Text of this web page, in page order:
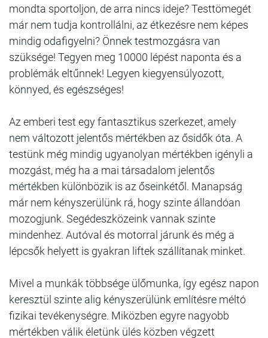
mondta sportoljon, de arra nincs ideje? Testtömegét
már nem tudja kontrollálni, az étkezésre nem képes
mindig odafigyelni? Önnek testmozgásra van
szüksége! Tegyen meg 10000 lépést naponta és a
problémák eltűnnek! Legyen kiegyensúlyozott,
könnyed, és egészséges!
Az emberi test egy fantasztikus szerkezet, amely
nem változott jelentős mértékben az ősidők óta. A
testünk még mindig ugyanolyan mértékben igényli a
mozgást, még ha a mai társadalom jelentős
mértékben különbözik is az őseinkétől. Manapság
már nem kényszerülünk rá, hogy szinte állandóan
mozogjunk. Segédeszközeink vannak szinte
mindenhez. Autóval és motorral járunk és még a
lépcsők helyett is gyakran liftek szállítanak minket.
Mivel a munkák többsége ülőmunka, így egész napon
keresztül szinte alig kényszerülünk említésre méltó
fizikai tevékenységre. Miközben egyre nagyobb
mértékben válik életünk ülés közben végzett